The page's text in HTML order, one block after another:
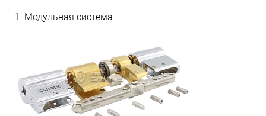
1. Модульная система.